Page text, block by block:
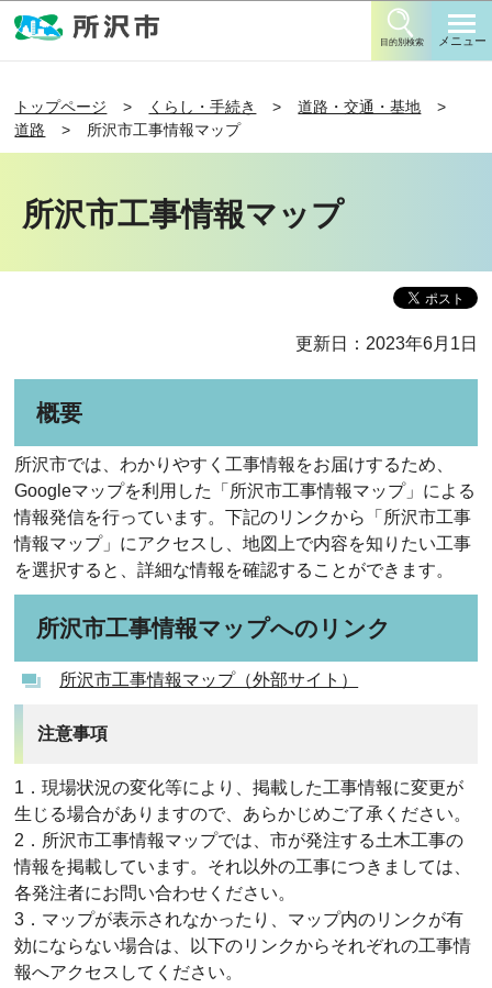
目的別検索 メニュー
トップページ くらし・手続き
道路・交通・基地
道路
所沢市工事情報マップ
所沢市工事情報マップ
更新日：2023年6月1日
概要
所沢市では、わかりやすく工事情報をお届けするため、
Googleマップを利用した「所沢市工事情報マップ」による
情報発信を行っています。下記のリンクから「所沢市工事
情報マップ」にアクセスし、地図上で内容を知りたい工事
を選択すると、詳細な情報を確認することができます。
所沢市工事情報マップへのリンク
所沢市工事情報マップ（外部サイト）
注意事項
1．現場状況の変化等により、掲載した工事情報に変更が
生じる場合がありますので、あらかじめご了承ください。
2．所沢市工事情報マップでは、市が発注する土木工事の
情報を掲載しています。それ以外の工事につきましては、
各発注者にお問い合わせください。
3．マップが表示されなかったり、マップ内のリンクが有
効にならない場合は、以下のリンクからそれぞれの工事情
報へアクセスしてください。